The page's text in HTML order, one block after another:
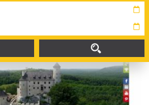
Smaki w Raciborzu
w dniu 13 czerwca 2021 r.
DODAJ DO PLANERA